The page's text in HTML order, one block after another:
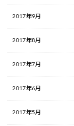
2017年9月
2017年8月
2017年7月
2017年6月
2017年5月